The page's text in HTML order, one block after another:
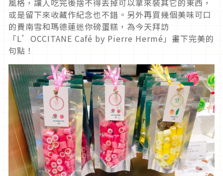
或是留下來收藏作紀念也不錯。另外再買幾個美味可口
的費南雪和瑪德蓮迷你磅蛋糕，為今天拜訪
「L’OCCITANE Café by Pierre Hermé」畫下完美的
句點！